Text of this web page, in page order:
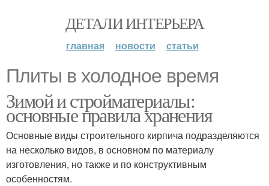
ДЕТАЛИ ИНТЕРЬЕРА
главная новости статьи
Плиты в холодное время
Зимой и стройматериалы:
основные правила хранения
Основные виды строительного кирпича подразделяются
на несколько видов, в основном по материалу
изготовления, но также и по конструктивным
особенностям.